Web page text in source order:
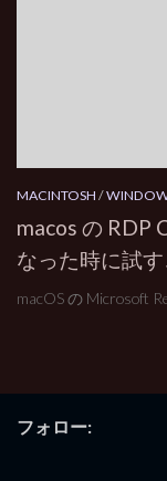
MACINTOSH /
macos の RDP
なった時に試す
macOS の Microsoft
フォロー: